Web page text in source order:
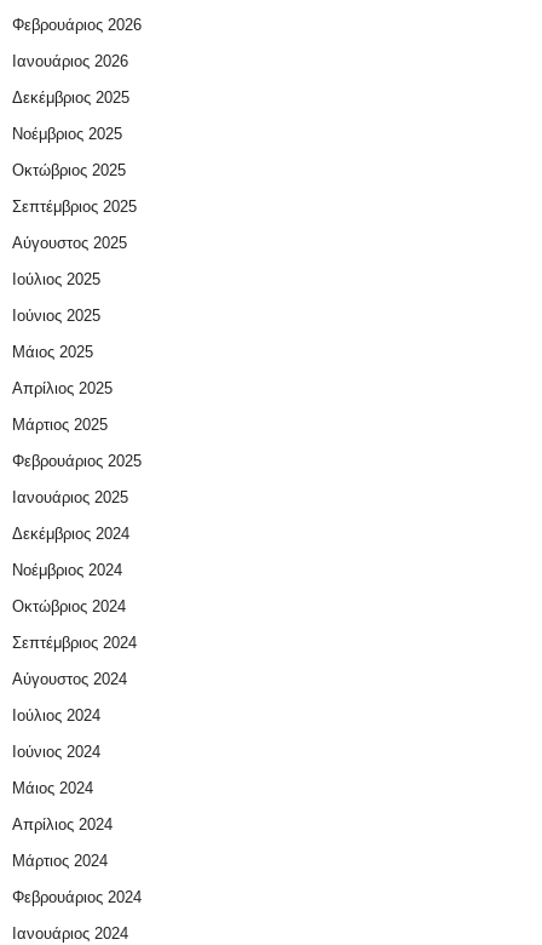
Φεβρουάριος 2026
Ιανουάριος 2026
Δεκέμβριος 2025
Νοέμβριος 2025
Οκτώβριος 2025
Σεπτέμβριος 2025
Αύγουστος 2025
Ιούλιος 2025
Ιούνιος 2025
Μάιος 2025
Απρίλιος 2025
Μάρτιος 2025
Φεβρουάριος 2025
Ιανουάριος 2025
Δεκέμβριος 2024
Νοέμβριος 2024
Οκτώβριος 2024
Σεπτέμβριος 2024
Αύγουστος 2024
Ιούλιος 2024
Ιούνιος 2024
Μάιος 2024
Απρίλιος 2024
Μάρτιος 2024
Φεβρουάριος 2024
Ιανουάριος 2024